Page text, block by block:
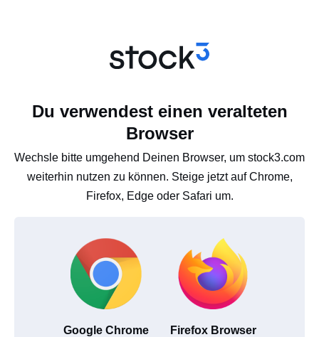
Du verwendest einen veralteten
Browser
Wechsle bitte umgehend Deinen Browser, um stock3.com
weiterhin nutzen zu können. Steige jetzt auf Chrome,
Firefox, Edge oder Safari um.
Google Chrome Firefox Browser